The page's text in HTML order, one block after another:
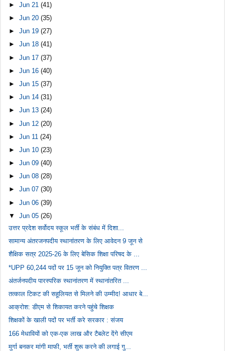
►Jun 21(41)
►Jun 20(35)
►Jun 19(27)
►Jun 18(41)
►Jun 17(37)
►Jun 16(40)
►Jun 15(37)
►Jun 14(31)
►Jun 13(24)
►Jun 12(20)
►Jun 11(24)
►Jun 10(23)
►Jun 09(40)
►Jun 08(28)
►Jun 07(30)
►Jun 06(39)
▼Jun 05(26)
उत्तर प्रदेश सर्वोदय स्कूल भर्ती के संबंध में दिशा...
सामान्य अंतरजनपदीय स्थानांतरण के लिए आवेदन 9 जून से
शैक्षिक सत्र 2025-26 के लिए बेसिक शिक्षा परिषद के ...
*UPP 60,244 पदों पर 15 जून को नियुक्ति पत्र वितरण ...
अंतर्जनपदीय पारस्परिक स्थानांतरण में स्थानांतरित ...
तत्काल टिकट की सहूलियत से मिलने की उम्मीद! आधार बे...
आक्रोश: डीएम से शिकायत करने पहुंचे शिक्षक
शिक्षकों के खाली पदों पर भर्ती करे सरकार : संजय
166 मेधावियों को एक-एक लाख और टैबलेट देंगे सीएम
मुर्गा बनकर मांगी माफी, भर्ती शुरू करने की लगाई गु...